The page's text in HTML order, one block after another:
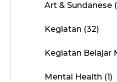
Art & Sundanese
Kegiatan (32)
Kegiatan Belajar
Mental Health (1)